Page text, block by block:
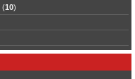
(10)